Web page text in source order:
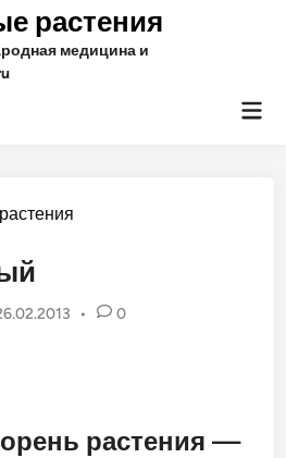
растения
медицина и
• 0
растения —